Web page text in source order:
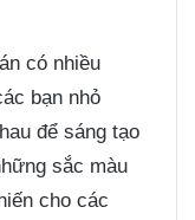
có nhiều
bạn nhỏ
để sáng tạo
sắc màu
cho các